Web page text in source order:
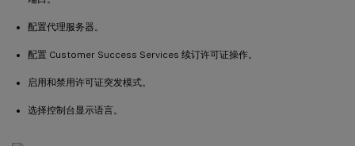
配置代理服务器。
配置 Customer Success Services 续订许可证操作。
启用和禁用许可证突发模式。
选择控制台显示语言。